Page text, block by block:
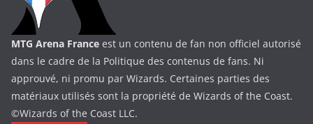
MTG Arena France est un contenu de fan non officiel autorisé
dans le cadre de la Politique des contenus de fans. Ni
approuvé, ni promu par Wizards. Certaines parties des
matériaux utilisés sont la propriété de Wizards of the Coast.
©Wizards of the Coast LLC.